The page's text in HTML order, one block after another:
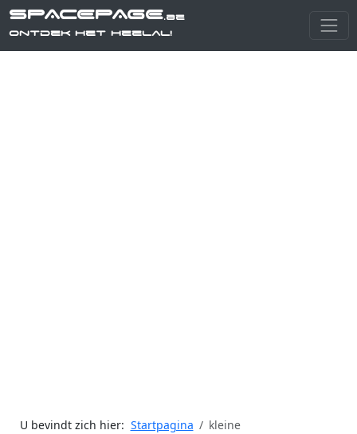
SPACEPAGE.be
Ontdek het heelal!
U bevindt zich hier: Startpagina kleine